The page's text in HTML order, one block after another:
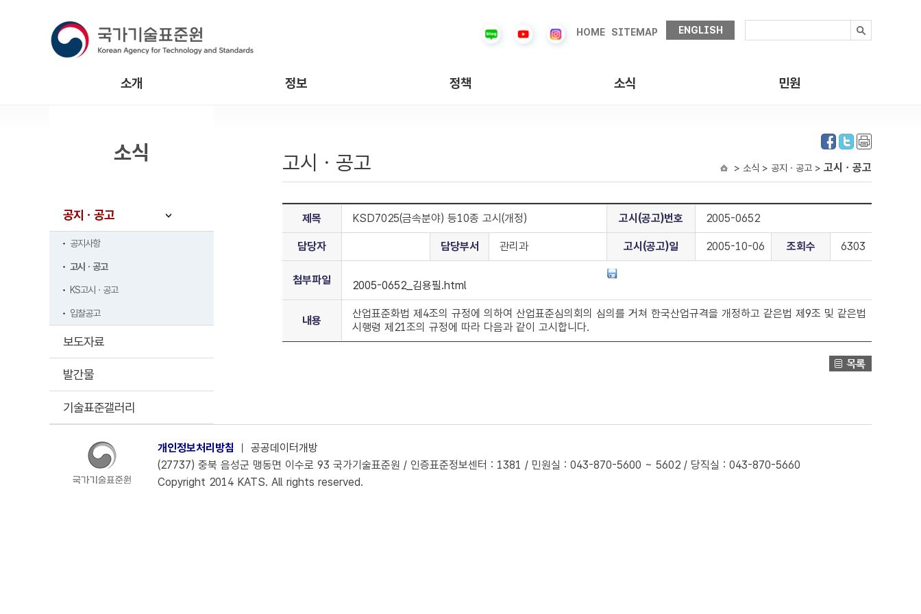
HOME SITEMAP ENGLISH
소개 정보 정책 소식 민원
고시ㆍ공고 > 소식 > 공지ㆍ공고 > 고시ㆍ공고
제목 KSD7025(금속분야) 등10종 고시(개정) 고시(공고)번호 2005-0652
담당자 담당부서 관리과 고시(공고)일 2005-10-06 조회수 6303
첨부파일 2005-0652_김용필.html
내용
산업표준화법 제4조의 규정에 의하여 산업표준심의회의 심의를 거쳐 한국산업규격을 개정하고 같은법 제9조 및 같은법
시행령 제21조의 규정에 따라 다음과 같이 고시합니다.
소식
공지ㆍ공고
공지사항
고시ㆍ공고
KS고시ㆍ공고
입찰공고
보도자료
발간물
기술표준갤러리
개인정보처리방침 ㅣ 공공데이터개방
(27737) 충북 음성군 맹동면 이수로 93 국가기술표준원 / 인증표준정보센터 : 1381 / 민원실 : 043-870-5600 ~ 5602 / 당직실 : 043-870-5660
Copyright 2014 KATS. All rights reserved.